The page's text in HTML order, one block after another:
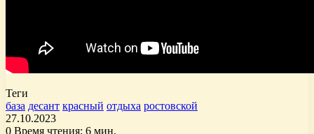
Теги
база десант красный отдыха ростовской
27.10.2023
0 Время чтения: 6 мин.